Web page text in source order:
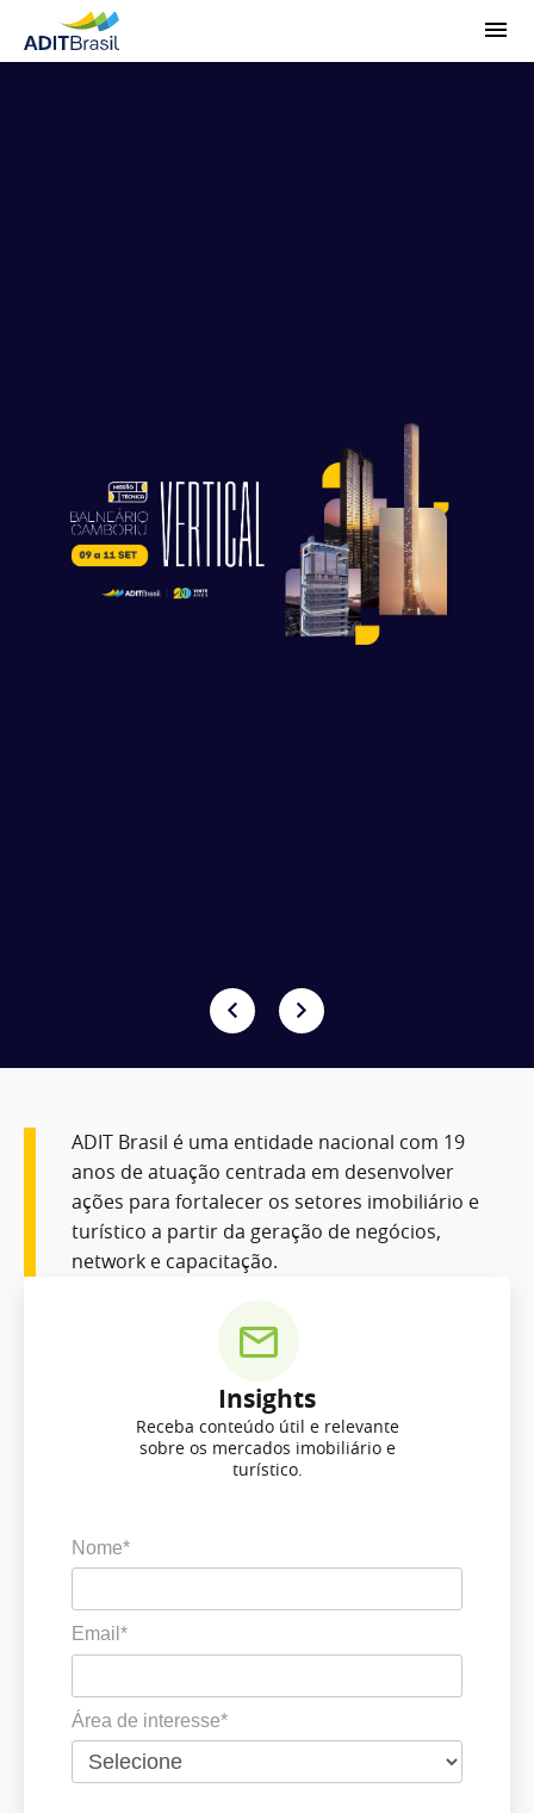
ADIT Brasil é uma entidade nacional com 19
anos de atuação centrada em desenvolver
ações para fortalecer os setores imobiliário e
turístico a partir da geração de negócios,
network e capacitação.
Insights
Receba conteúdo útil e relevante
sobre os mercados imobiliário e
turístico.
Nome*
Email*
Área de interesse*